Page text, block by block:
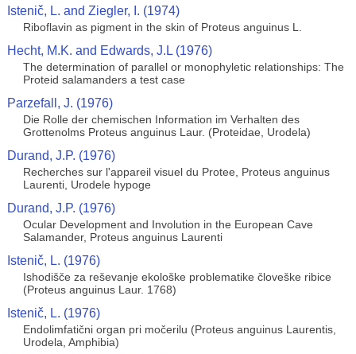
Istenič, L. and Ziegler, I. (1974)
Riboflavin as pigment in the skin of Proteus anguinus L.
Hecht, M.K. and Edwards, J.L (1976)
The determination of parallel or monophyletic relationships: The
Proteid salamanders a test case
Parzefall, J. (1976)
Die Rolle der chemischen Information im Verhalten des
Grottenolms Proteus anguinus Laur. (Proteidae, Urodela)
Durand, J.P. (1976)
Recherches sur l'appareil visuel du Protee, Proteus anguinus
Laurenti, Urodele hypoge
Durand, J.P. (1976)
Ocular Development and Involution in the European Cave
Salamander, Proteus anguinus Laurenti
Istenič, L. (1976)
Ishodišče za reševanje ekološke problematike človeške ribice
(Proteus anguinus Laur. 1768)
Istenič, L. (1976)
Endolimfatični organ pri močerilu (Proteus anguinus Laurentis,
Urodela, Amphibia)